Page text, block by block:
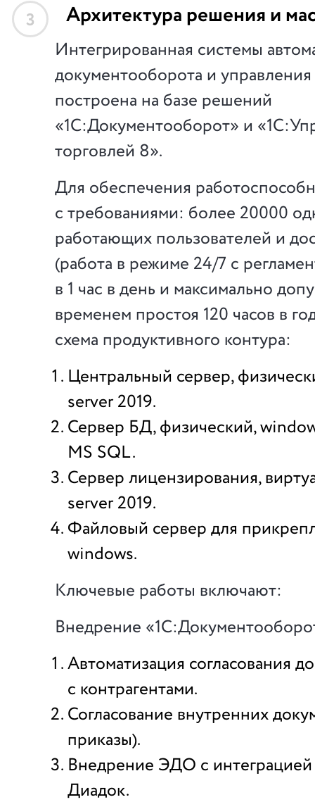
3 Архитектура решения и
Интегрированная системы
документооборота и
построена на базе решений
«1С:Документооборот» и
торговлей 8».
Для обеспечения
с требованиями: более 20000
работающих пользователей и
(работа в режиме 24/7 с
в 1 час в день и максимально
временем простоя 120 часов в
схема продуктивного контура:
Центральный сервер,
server 2019.
Сервер БД, физический,
MS SQL.
Сервер лицензирования,
server 2019.
Файловый сервер для
windows.
Ключевые работы включают:
Внедрение
Автоматизация согласования
с контрагентами.
Согласование внутренних
приказы).
Внедрение ЭДО с
Диадок.